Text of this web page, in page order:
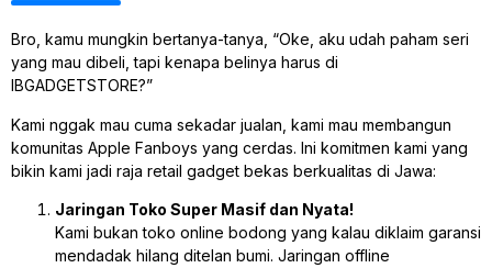
Bro, kamu mungkin bertanya-tanya, “Oke, aku udah paham seri
yang mau dibeli, tapi kenapa belinya harus di
IBGADGETSTORE?”
Kami nggak mau cuma sekadar jualan, kami mau membangun
komunitas Apple Fanboys yang cerdas. Ini komitmen kami yang
bikin kami jadi raja retail gadget bekas berkualitas di Jawa:
Jaringan Toko Super Masif dan Nyata!
Kami bukan toko online bodong yang kalau diklaim garansi
mendadak hilang ditelan bumi. Jaringan offline